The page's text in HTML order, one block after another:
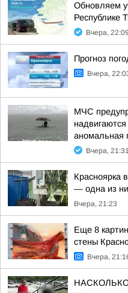
Обновляем
Республике
Вчера, 22:09
Прогноз
Вчера,
МЧС
аномальная
Вчера, 21:31
Красноярка
— одна из
Вчера, 21:23
Еще 8
стены
Вчера,